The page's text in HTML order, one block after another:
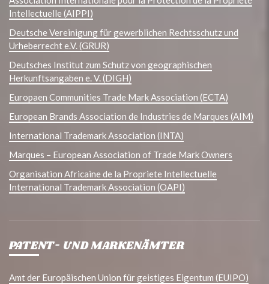
Intellectuelle (AIPPI)
Deutsche Vereinigung für gewerblichen Rechtsschutz und
Urheberrecht e.V. (GRUR)
Deutsches Institut zum Schutz von geographischen
Herkunftsangaben e. V. (DIGH)
Europaen Communities Trade Mark Association (ECTA)
European Brands Association de Industries de Marques (AIM)
International Trademark Association (INTA)
Marques – European Association of Trade Mark Owners
Organisation Africaine de la Propriete Intellectuelle
International Trademark Association (OAPI)
PATENT- UND MARKENÄMTER
Amt der Europäischen Union für geistiges Eigentum (EUIPO)